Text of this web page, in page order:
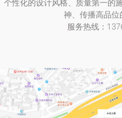
个性化的设计风格、质量第一的
神、传播高品位
服务热线：